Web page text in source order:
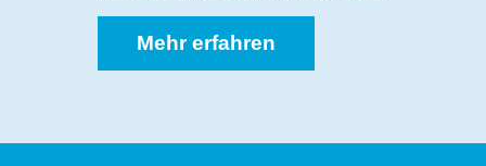
Mehr erfahren